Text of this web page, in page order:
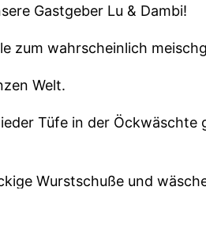
Gastgeber Lu & Dambi!
zum wahrscheinlich
Welt.
Tüfe in der Öckwäschte
Wurstschuße und